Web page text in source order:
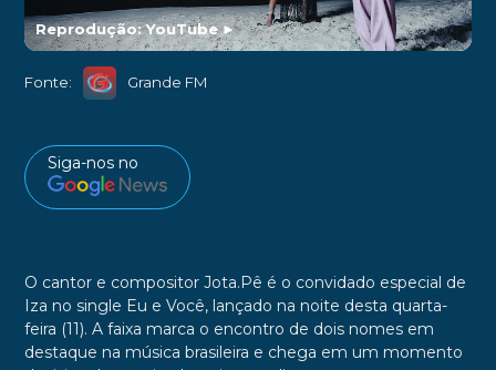
Reprodução: YouTube►
Fonte: Grande FM
Siga-nos no
O cantor e compositor Jota.Pê é o convidado especial de
Iza no single Eu e Você, lançado na noite desta quarta-
feira (11). A faixa marca o encontro de dois nomes em
destaque na música brasileira e chega em um momento